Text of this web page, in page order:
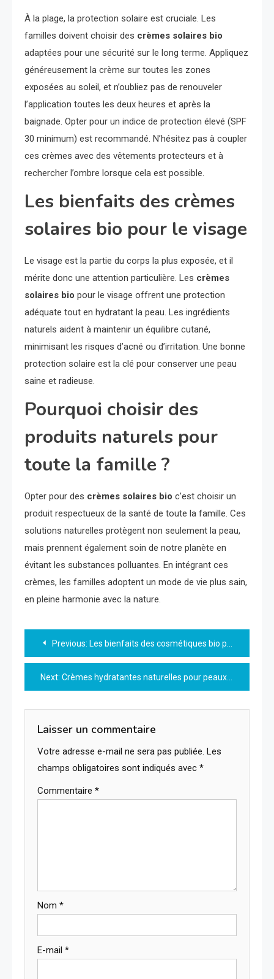
À la plage, la protection solaire est cruciale. Les
familles doivent choisir des crèmes solaires bio
adaptées pour une sécurité sur le long terme. Appliquez
généreusement la crème sur toutes les zones
exposées au soleil, et n’oubliez pas de renouveler
l’application toutes les deux heures et après la
baignade. Opter pour un indice de protection élevé (SPF
30 minimum) est recommandé. N’hésitez pas à coupler
ces crèmes avec des vêtements protecteurs et à
rechercher l’ombre lorsque cela est possible.
Les bienfaits des crèmes
solaires bio pour le visage
Le visage est la partie du corps la plus exposée, et il
mérite donc une attention particulière. Les crèmes
solaires bio pour le visage offrent une protection
adéquate tout en hydratant la peau. Les ingrédients
naturels aident à maintenir un équilibre cutané,
minimisant les risques d’acné ou d’irritation. Une bonne
protection solaire est la clé pour conserver une peau
saine et radieuse.
Pourquoi choisir des
produits naturels pour
toute la famille ?
Opter pour des crèmes solaires bio c’est choisir un
produit respectueux de la santé de toute la famille. Ces
solutions naturelles protègent non seulement la peau,
mais prennent également soin de notre planète en
évitant les substances polluantes. En intégrant ces
crèmes, les familles adoptent un mode de vie plus sain,
en pleine harmonie avec la nature.
Navigation
de
l’article
Previous: Les bienfaits des cosmétiques bio pour bébés
Next: Crèmes hydratantes naturelles pour peaux sensibles : tout ce que vous devez savoir
Laisser un commentaire
Votre adresse e-mail ne sera pas publiée. Les
champs obligatoires sont indiqués avec *
Commentaire *
Nom *
E-mail *